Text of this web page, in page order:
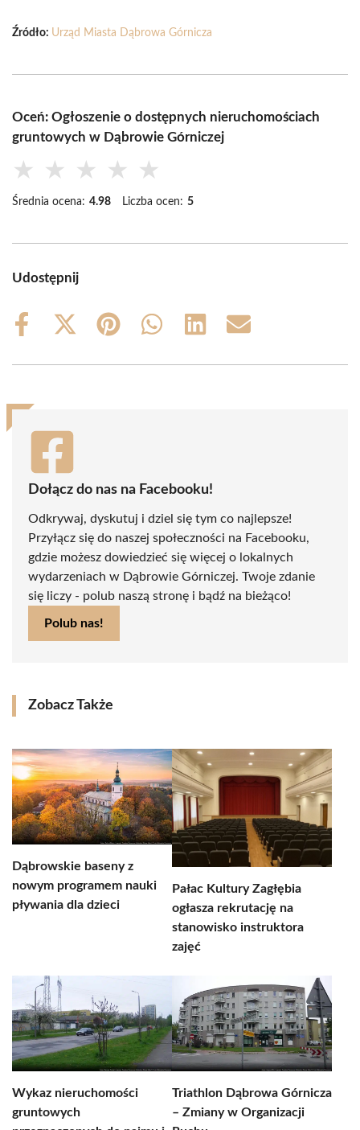
Źródło: Urząd Miasta Dąbrowa Górnicza
Oceń: Ogłoszenie o dostępnych nieruchomościach
gruntowych w Dąbrowie Górniczej
★ ★ ★ ★ ★
Średnia ocena: 4.98 Liczba ocen: 5
Udostępnij
Share
Share
(Twitter)
Share
Share
Share
Share
Dołącz do nas na Facebooku!
Odkrywaj, dyskutuj i dziel się tym co najlepsze!
Przyłącz się do naszej społeczności na Facebooku,
gdzie możesz dowiedzieć się więcej o lokalnych
wydarzeniach w Dąbrowie Górniczej. Twoje zdanie
się liczy - polub naszą stronę i bądź na bieżąco!
Polub nas!
Zobacz Także
Dąbrowskie baseny z
nowym programem nauki
pływania dla dzieci
Pałac Kultury Zagłębia
ogłasza rekrutację na
stanowisko instruktora
zajęć
Wykaz nieruchomości
gruntowych
Triathlon Dąbrowa Górnicza
– Zmiany w Organizacji